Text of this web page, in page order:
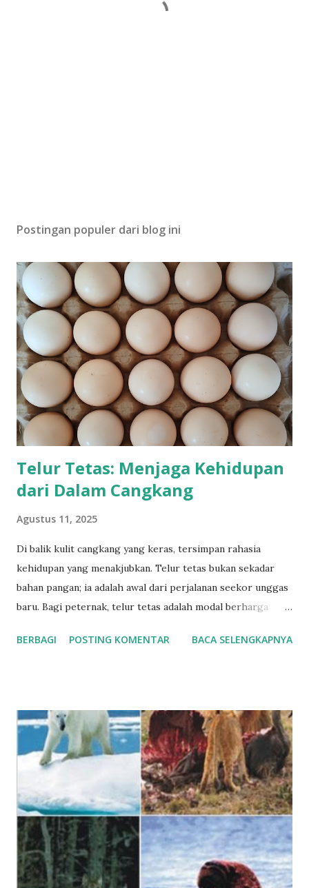
Postingan populer dari blog ini
Telur Tetas: Menjaga Kehidupan
dari Dalam Cangkang
Agustus 11, 2025
Di balik kulit cangkang yang keras, tersimpan rahasia
kehidupan yang menakjubkan. Telur tetas bukan sekadar
bahan pangan; ia adalah awal dari perjalanan seekor unggas
baru. Bagi peternak, telur tetas adalah modal berharga
peneliti dan pecinta satwa, telur tetas merupakan contoh
menetas menjadi anak unggas. Di dalamnya terdapat embrio
yang, jika mendapatkan suhu, kelembapan, dan perlakuan
yang tepat, akan berkembang hingga memecahkan
cangkang. Proses ini dapat terjadi secara alami melalui
pengeraman induk, atau secara buatan dengan
menggunakan mesin tetas atau inkubator. Namun, tidak
semua telur dapat dijadikan telur tetas. Hanya telur yang
memenuhi kriteria tertentu yang memiliki peluang menetas
tinggi. Telur tetas yang baik berasal dari induk yang sehat
BERBAGI POSTING KOMENTAR BACA SELENGKAPNYA